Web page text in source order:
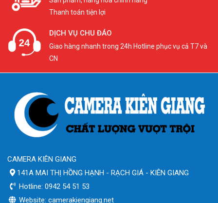
Thanh toán tiện lợi
DỊCH VỤ CHU ĐÁO
Giao hàng nhanh trong 24h Hotline phục vụ cả T7 và
CN
CAMERA KIÊN GIANG
141A MAI THỊ HỒNG HẠNH - RẠCH GIÁ - KIÊN GIANG
Hotline: 0942 54 51 53
Website: camerakiengiang.net